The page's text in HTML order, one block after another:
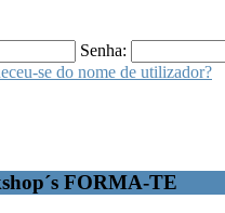
Senha:
se do nome de utilizador?
FORMA-TE